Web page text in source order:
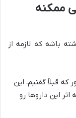
ممکنه
باشه که لازمه از
که قبلاً گفتیم، این
این داروها رو